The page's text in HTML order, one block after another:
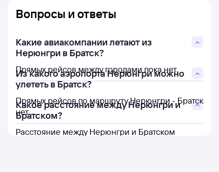
Вопросы и ответы
Какие авиакомпании летают из
Нерюнгри в Братск?
Прямых рейсов между городами пока нет.
Из какого аэропорта Нерюнгри можно
улететь в Братск?
Прямых рейсов по маршруту Нерюнгри - Братск
нет.
Какое расстояние между Нерюнгри и
Братском?
Расстояние между Нерюнгри и Братском